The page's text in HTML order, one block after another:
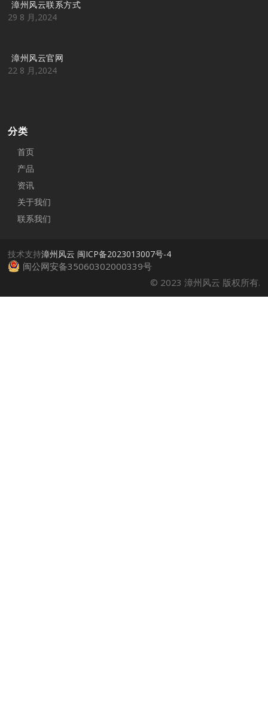
漳州风云联系方式
29 8 月,2024
漳州风云官网
22 8 月,2024
分类
首页
产品
资讯
关于我们
联系我们
技术支持漳州风云 闽ICP备2023013007号-4
闽公网安备35060302000339号
© 2023 漳州风云 版权所有.